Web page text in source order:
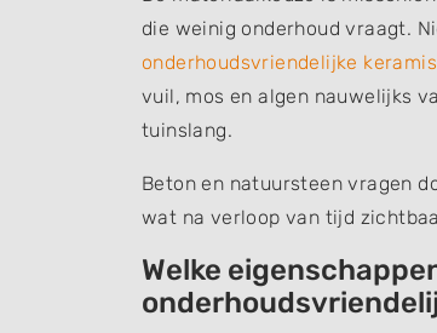
die weinig onderhoud vraagt.
onderhoudsvriendelijke
vuil, mos en algen nauwelijks
tuinslang.
Beton en natuursteen vragen
wat na verloop van tijd
Welke